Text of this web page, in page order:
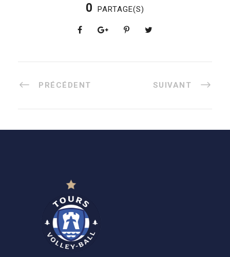
0 PARTAGE(S)
PRÉCÉDENT SUIVANT